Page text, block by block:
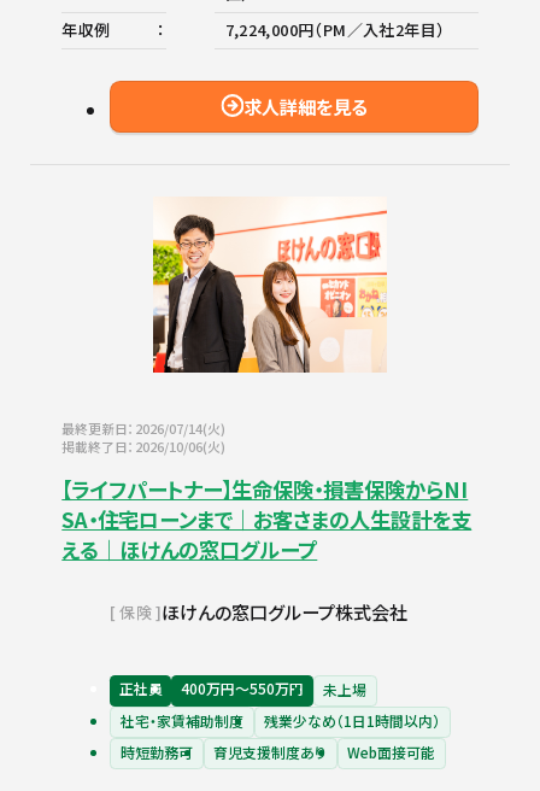
年収例
7,224,000円（PM／入社2年目）
求人詳細を見る
最終更新日：2026/07/14(火)
掲載終了日：2026/10/06(火)
【ライフパートナー】生命保険・損害保険からNI
SA・住宅ローンまで｜お客さまの人生設計を支
える｜ほけんの窓口グループ
保険 ほけんの窓口グループ株式会社
正社員 400万円〜550万円
未上場
社宅・家賃補助制度
残業少なめ（1日1時間以内）
時短勤務可
育児支援制度あり Web面接可能